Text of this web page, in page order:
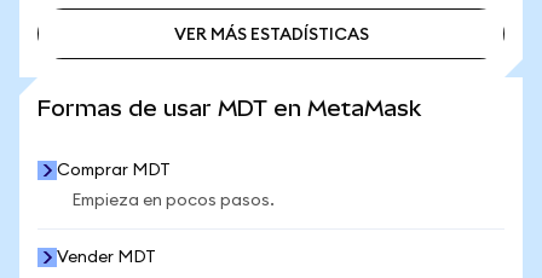
VER MÁS ESTADÍSTICAS
Formas de usar MDT en MetaMask
Comprar MDT
Empieza en pocos pasos.
Vender MDT